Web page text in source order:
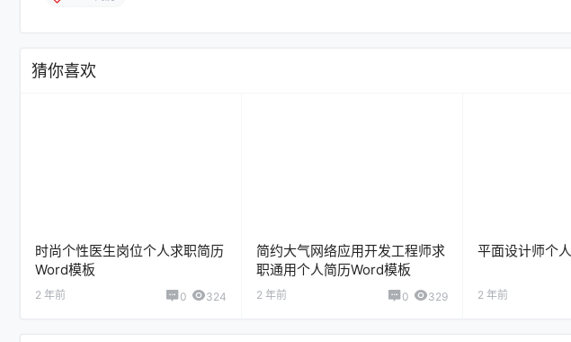
猜你喜欢
时尚个性医生岗位个人求职简历
Word模板
2 年前 0 324
简约大气网络应用开发工程师求
职通用个人简历Word模板
2 年前 0 329
平面设计师个
2 年前